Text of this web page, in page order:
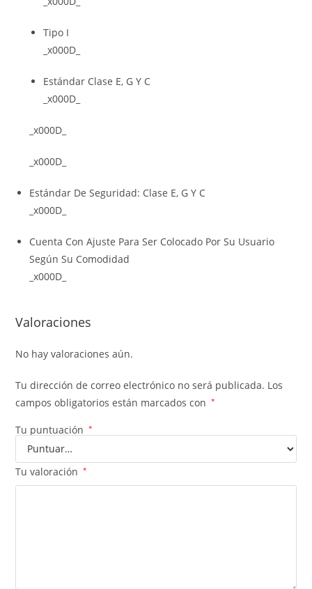
Tipo I
_x000D_
Estándar Clase E, G Y C
_x000D_
_x000D_
_x000D_
Estándar De Seguridad: Clase E, G Y C
_x000D_
Cuenta Con Ajuste Para Ser Colocado Por Su Usuario
Según Su Comodidad
_x000D_
Valoraciones
No hay valoraciones aún.
Tu dirección de correo electrónico no será publicada. Los
campos obligatorios están marcados con
*
Tu puntuación *
Tu valoración *